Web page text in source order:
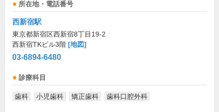
所在地・電話番号
西新宿駅
東京都新宿区西新宿8丁目19-2
西新宿TKビル3階 [地図]
03-6894-6480
診療科目
歯科 小児歯科 矯正歯科 歯科口腔外科